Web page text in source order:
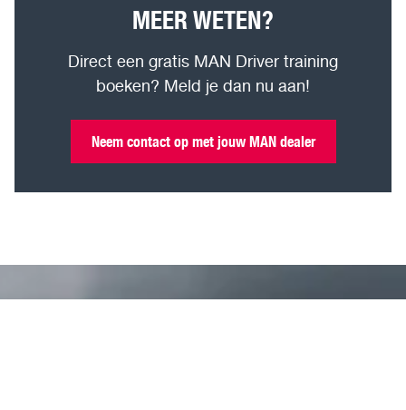
MEER WETEN?
Direct een gratis MAN Driver training
boeken? Meld je dan nu aan!
Neem contact op met jouw MAN dealer